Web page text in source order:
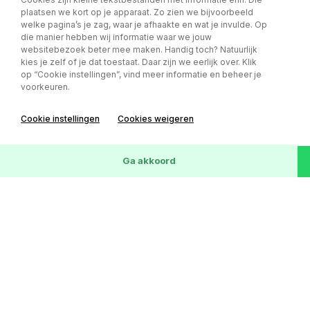
156.218 km 12-09-2016 SUV Marge
plaatsen we kort op je apparaat. Zo zien we bijvoorbeeld
welke pagina’s je zag, waar je afhaakte en wat je invulde. Op
die manier hebben wij informatie waar we jouw
websitebezoek beter mee maken. Handig toch? Natuurlijk
kies je zelf of je dat toestaat. Daar zijn we eerlijk over. Klik
op “Cookie instellingen”, vind meer informatie en beheer je
voorkeuren.
Cookie instellingen Cookies weigeren
Ga akkoord